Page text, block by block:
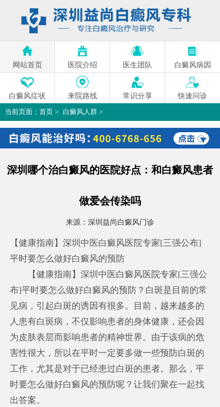
网站首页 医院介绍 医生团队 白癜风病因
白癜风症状 来院路线 常识分享 快速问诊
当前页面： 首页 > 白癜风人群 >
深圳哪个治白癜风的医院好点：和白癜风患者做爱会传染吗>
深圳哪个治白癜风的医院好点：和白癜风患者
做爱会传染吗
来源： 深圳益尚白癜风门诊
【健康指南】深圳中医白癜风医院专家[三强公布]
平时要怎么做好白癜风的预防
【健康指南】深圳中医白癜风医院专家[三强公
布]平时要怎么做好白癜风的预防？白斑是目前的常
见病，引起白斑的诱因有很多。目前，越来越多的
人患有白斑病，不仅影响患者的身体健康，还会因
为皮肤表层而影响患者的精神世界。由于该病的危
害性很大，所以在平时一定要多做一些预防白斑的
工作，尤其是对于已经患过白斑的患者。那么，平
时要怎么做好白癜风的预防呢？让我们聚在一起找
出答案。